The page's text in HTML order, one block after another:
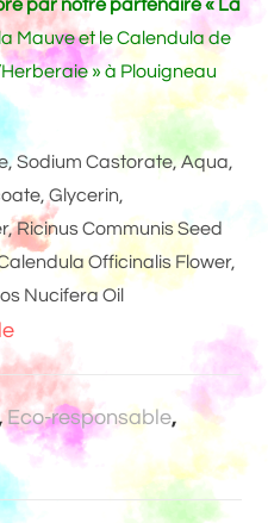
par notre partenaire « La
Mauve et le Calendula de
» à Plouigneau
Sodium Castorate, Aqua,
Glycerin,
Ricinus Communis Seed
Officinalis Flower,
Nucifera Oil
Eco-responsable,